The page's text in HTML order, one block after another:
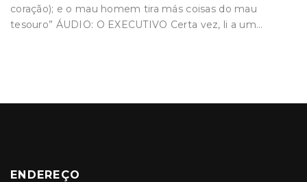
coração); e o mau homem tira más coisas do mau
tesouro” ÁUDIO: O EXECUTIVO Certa vez, li a um…
ENDEREÇO